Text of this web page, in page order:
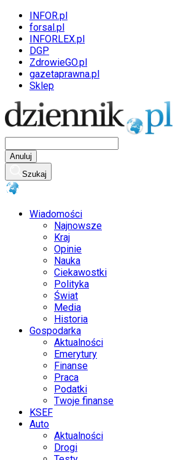
INFOR.pl
forsal.pl
INFORLEX.pl
DGP
ZdrowieGO.pl
gazetaprawna.pl
Sklep
Anuluj
Szukaj
Wiadomości
Najnowsze
Kraj
Opinie
Nauka
Ciekawostki
Polityka
Świat
Media
Historia
Gospodarka
Aktualności
Emerytury
Finanse
Praca
Podatki
Twoje finanse
KSEF
Auto
Aktualności
Drogi